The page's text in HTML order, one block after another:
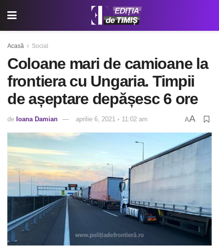
Acasă Social
Coloane mari de camioane la
frontiera cu Ungaria. Timpii
de așeptare depășesc 6 ore
de Ioana Damian aprilie 6, 2021 ◦ 11:02 am AA